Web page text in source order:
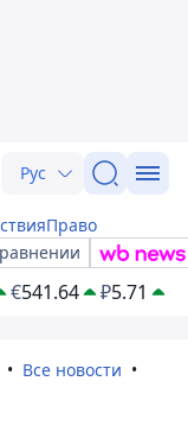
Рус
Право
€541.64 ₽5.71
Все новости